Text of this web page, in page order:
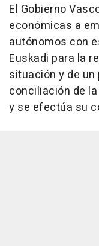
El Gobierno
económicas a
autónomos con
Euskadi para la
situación y de
conciliación de
y se efectúa su